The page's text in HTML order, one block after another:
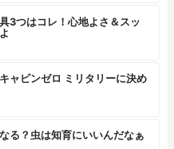
3つはコレ！心地よさ＆スッ
ャビンゼロ ミリタリーに決め
る？虫は知育にいいんだなぁ